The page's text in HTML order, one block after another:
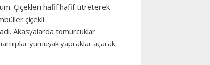
Çiçekleri hafif hafif titreterek
çiçekli.
Akasyalarda tomurcuklar
yumuşak yapraklar açarak